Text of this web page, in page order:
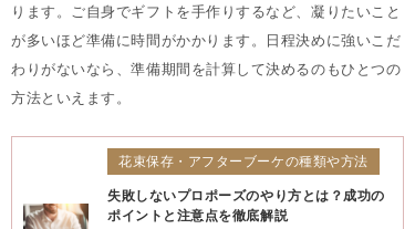
ります。ご自身でギフトを手作りするなど、凝りたいこと
が多いほど準備に時間がかかります。日程決めに強いこだ
わりがないなら、準備期間を計算して決めるのもひとつの
方法といえます。
花束保存・アフターブーケの種類や方法
失敗しないプロポーズのやり方とは？成功の
ポイントと注意点を徹底解説